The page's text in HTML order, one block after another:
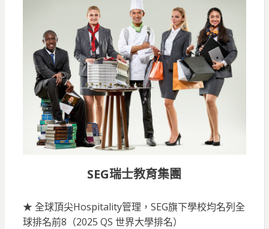
SEG瑞士教育集團
★ 全球頂尖Hospitality管理，SEG旗下學校均名列全
球排名前8（2025 QS 世界大學排名）